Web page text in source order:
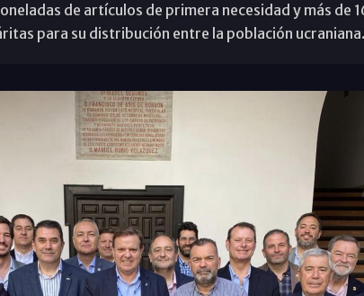
de artículos de primera necesidad y más de
para su distribución entre la población ucraniana.